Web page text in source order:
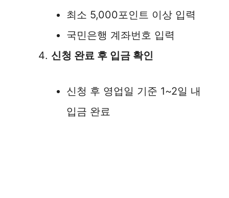
최소 5,000포인트 이상 입력
국민은행 계좌번호 입력
신청 완료 후 입금 확인
신청 후 영업일 기준 1~2일 내
입금 완료